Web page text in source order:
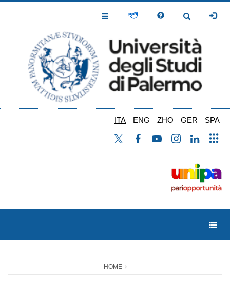
Toggle
Toggle
ITA ENG ZHO GER SPA
HOME